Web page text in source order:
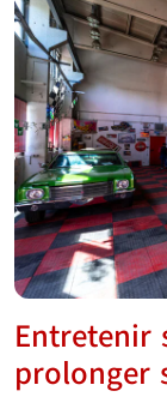
Entretenir
prolonger